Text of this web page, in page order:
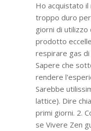
Ho acquistato
troppo duro
giorni di utilizzo
prodotto
respirare gas
Sapere che
rendere
Sarebbe
lattice). Dire
primi giorni. 2.
se Vivere Zen